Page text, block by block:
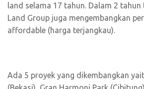
land selama 17 tahun. Dalam 2
Land Group juga mengembangkan
affordable (harga terjangkau).
Ada 5 proyek yang dikembangkan